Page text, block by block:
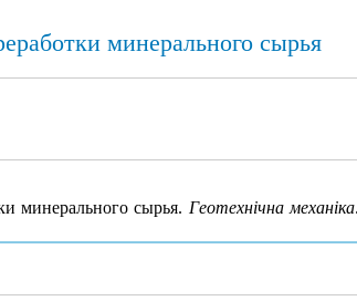
минерального сырья
минерального сырья. Геотехнічна механіка